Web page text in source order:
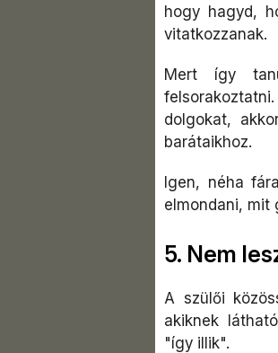
hogy hagyd,
vitatkozzanak.
Mert így
dolgokat,
barátaikhoz.
Igen, néha
elmondani, mit
5. Nem
A szülői
akiknek
"így illik".